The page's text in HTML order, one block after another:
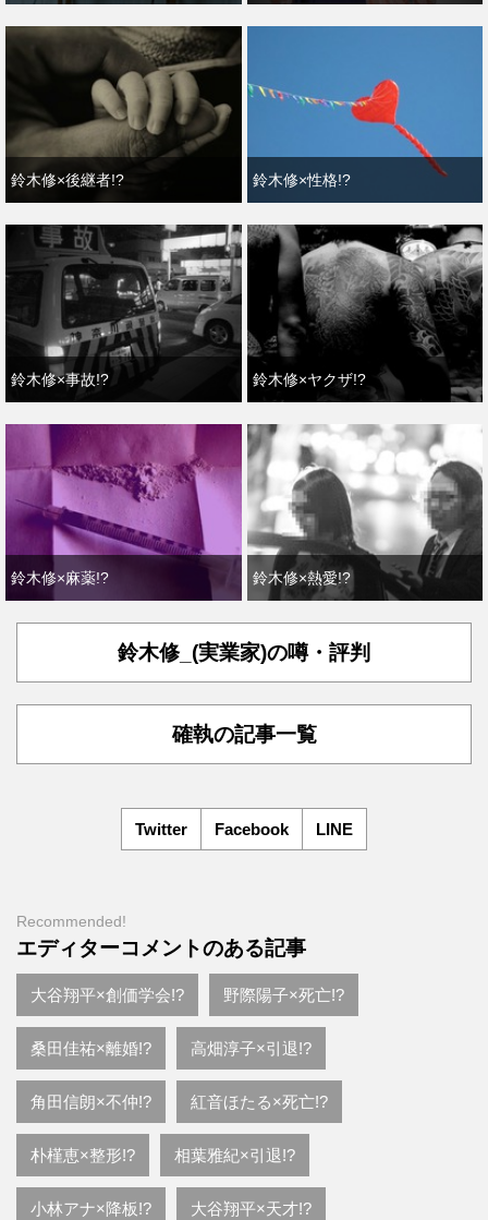
鈴木修×後継者!? 鈴木修×性格!?
鈴木修×事故!? 鈴木修×ヤクザ!?
鈴木修×麻薬!? 鈴木修×熱愛!?
鈴木修_(実業家)の噂・評判
確執の記事一覧
Twitter Facebook LINE
Recommended!
エディターコメントのある記事
大谷翔平×創価学会!? 野際陽子×死亡!?
桑田佳祐×離婚!? 高畑淳子×引退!?
角田信朗×不仲!? 紅音ほたる×死亡!?
朴槿恵×整形!? 相葉雅紀×引退!?
小林アナ×降板!? 大谷翔平×天才!?